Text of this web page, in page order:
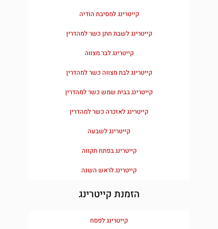
קייטרינג למסיבת הודיה
קייטרינג לשבת חתן כשר למהדרין
קייטרינג לבר מצווה
קייטרינג לבת מצווה כשר למהדרין
קייטרינג בבית שמש כשר למהדרין​
קייטרינג לאזכרה כשר למהדרין
קייטרינג לשבעה
קייטרינג בפתח תקווה
קייטרינג לראש השנה
הזמנת קייטרינג
קייטרינג לפסח